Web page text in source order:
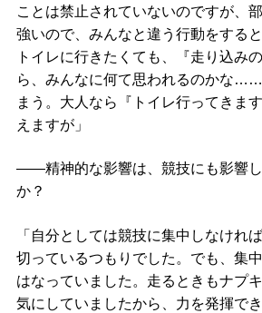
ことは禁止されていないのですが、
強いので、みんなと違う行動をする
トイレに行きたくても、『走り込み
ら、みんなに何て思われるのかな
まう。大人なら『トイレ行ってきま
えますが」
――精神的な影響は、競技にも影響
か？
「自分としては競技に集中しなけれ
切っているつもりでした。でも、集
はなっていました。走るときもナプ
気にしていましたから、力を発揮で